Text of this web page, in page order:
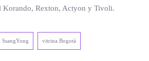
Korando, Rexton, Actyon y Tivoli.
SsangYong vitrina Bogotá